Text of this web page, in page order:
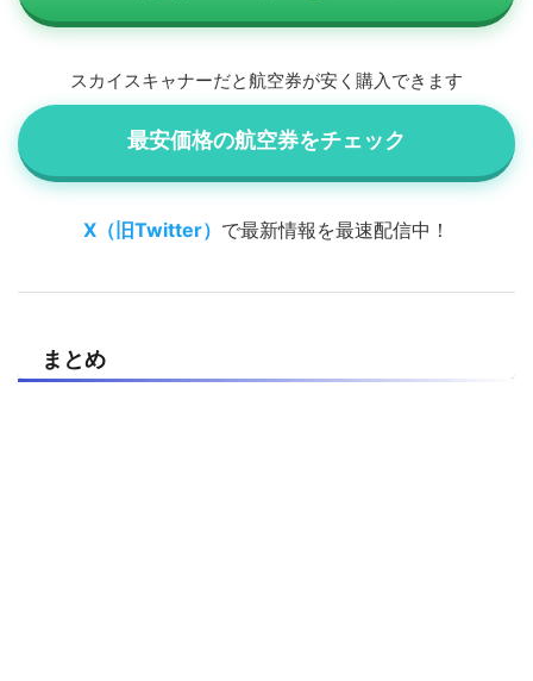
スカイスキャナーだと航空券が安く購入できます
最安価格の航空券をチェック
X（旧Twitter） で最新情報を最速配信中！
まとめ